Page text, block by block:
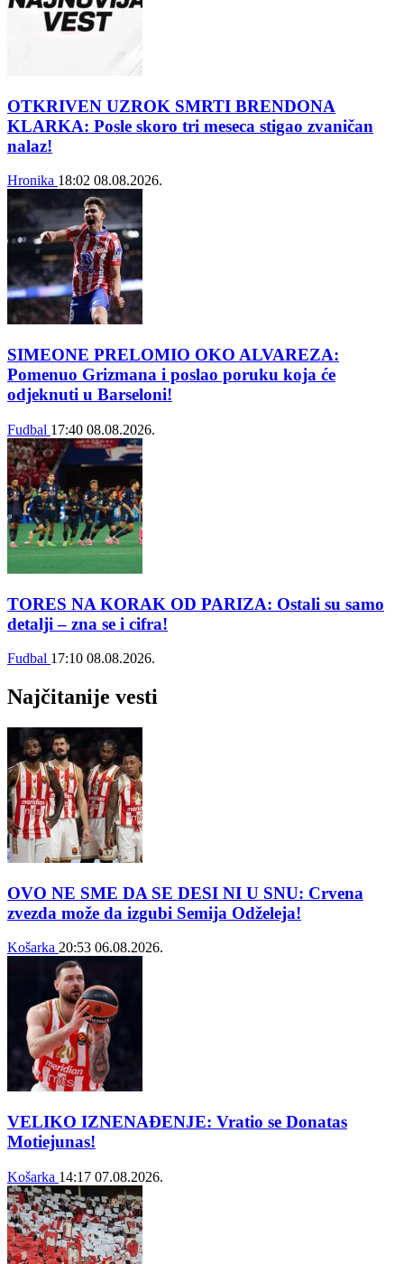
OTKRIVEN UZROK SMRTI BRENDONA
KLARKA: Posle skoro tri meseca stigao zvaničan
nalaz!
Hronika 18:02 08.08.2026.
SIMEONE PRELOMIO OKO ALVAREZA:
Pomenuo Grizmana i poslao poruku koja će
odjeknuti u Barseloni!
Fudbal 17:40 08.08.2026.
TORES NA KORAK OD PARIZA: Ostali su samo
detalji – zna se i cifra!
Fudbal 17:10 08.08.2026.
Najčitanije vesti
OVO NE SME DA SE DESI NI U SNU: Crvena
zvezda može da izgubi Semija Odželeja!
Košarka 20:53 06.08.2026.
VELIKO IZNENAĐENJE: Vratio se Donatas
Motiejunas!
Košarka 14:17 07.08.2026.